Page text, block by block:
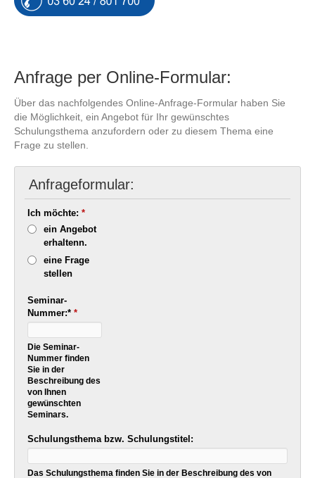
Anfrage per Online-Formular:
Über das nachfolgendes Online-Anfrage-Formular haben Sie
die Möglichkeit, ein Angebot für Ihr gewünschtes
Schulungsthema anzufordern oder zu diesem Thema eine
Frage zu stellen.
Anfrageformular:
Ich möchte: *
ein Angebot
erhaltenn.
eine Frage
stellen
Seminar-
Nummer:* *
Die Seminar-
Nummer finden
Sie in der
Beschreibung des
von Ihnen
gewünschten
Seminars.
Schulungsthema bzw. Schulungstitel:
Das Schulungsthema finden Sie in der Beschreibung des von